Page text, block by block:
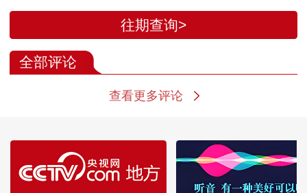
往期查询>
全部评论
查看更多评论